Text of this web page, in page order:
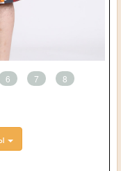
6 7 8